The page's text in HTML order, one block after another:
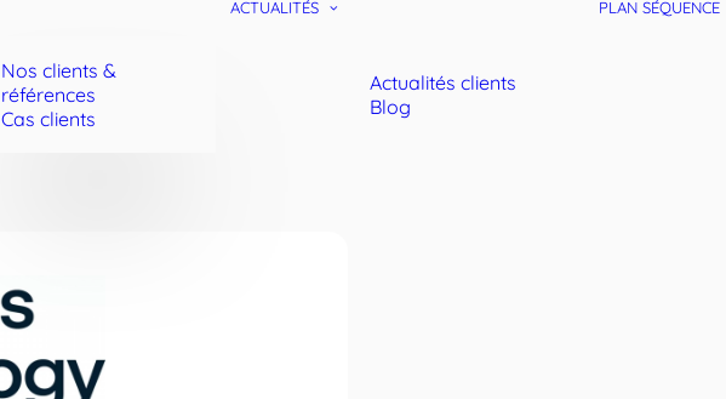
Nos clients &
références
Cas clients
ACTUALITÉS
Actualités clients
Blog
PLAN SÉQUENCE